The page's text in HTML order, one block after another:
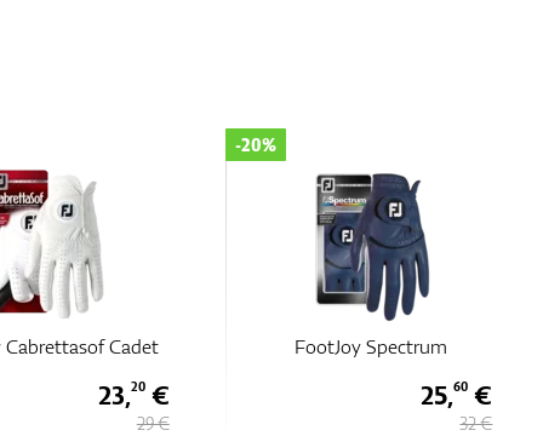
Spectrum
25,60€
32 €
FootJoy StaSof Cadet 2023
-20%
28,80 €
36 €